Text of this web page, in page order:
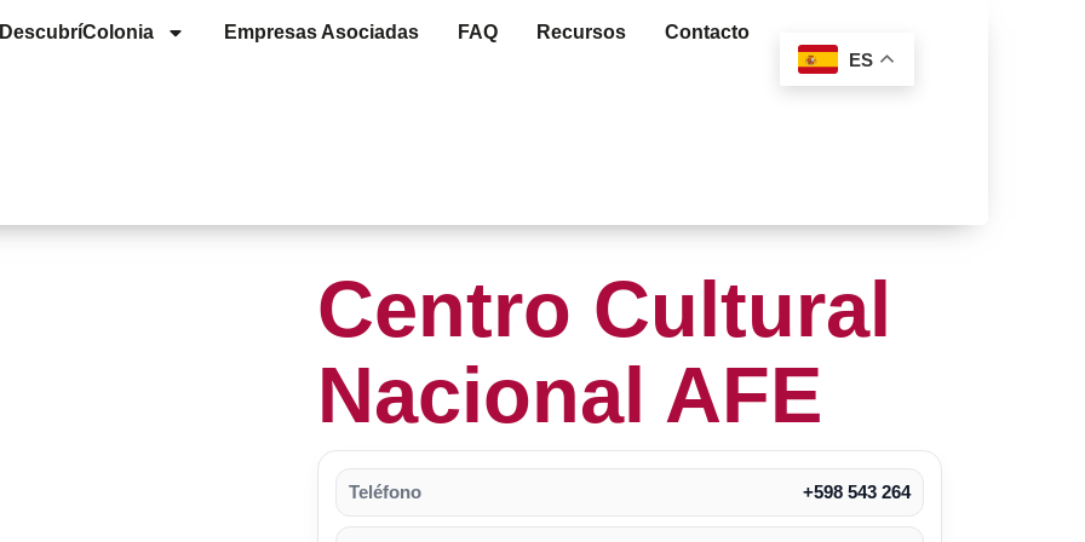
DescubríColonia Empresas Asociadas FAQ Recursos
Contacto
ES
Centro Cultural
Nacional AFE
Teléfono +598 543 264